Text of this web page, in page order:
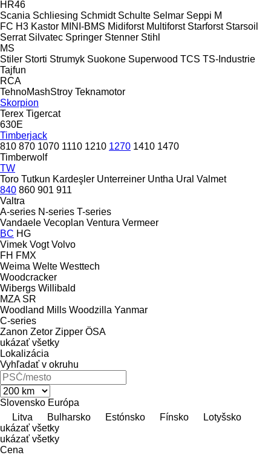
HR46
Scania Schliesing Schmidt Schulte Selmar Seppi M
FC H3 Kastor MINI-BMS Midiforst Multiforst Starforst Starsoil
Serrat Silvatec Springer Stenner Stihl
MS
Stiler Storti Strumyk Suokone Superwood TCS TS-Industrie
Tajfun
RCA
TehnoMashStroy Teknamotor
Skorpion
Terex Tigercat
630E
Timberjack
810 870 1070 1110 1210 1270 1410 1470
Timberwolf
TW
Toro Tutkun Kardeşler Unterreiner Untha Ural Valmet
840 860 901 911
Valtra
A-series N-series T-series
Vandaele Vecoplan Ventura Vermeer
BC HG
Vimek Vogt Volvo
FH FMX
Weima Welte Westtech
Woodcracker
Wibergs Willibald
MZA SR
Woodland Mills Woodzilla Yanmar
C-series
Zanon Zetor Zipper ÖSA
ukázať všetky
Lokalizácia
Vyhľadať v okruhu
Slovensko Európa
Litva
Bulharsko Estónsko Fínsko
Lotyšsko
ukázať všetky
ukázať všetky
Cena